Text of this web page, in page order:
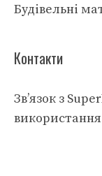
Будівельні
Контакти
Зв’язок з